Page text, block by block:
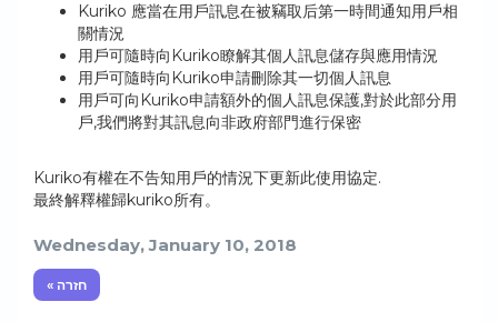
Kuriko 應當在用戶訊息在被竊取后第一時間通知用戶相
關情況
用戶可隨時向Kuriko瞭解其個人訊息儲存與應用情況
用戶可隨時向Kuriko申請刪除其一切個人訊息
用戶可向Kuriko申請額外的個人訊息保護,對於此部分用
戶,我們將對其訊息向非政府部門進行保密
Kuriko有權在不告知用戶的情況下更新此使用協定.
最終解釋權歸kuriko所有。
Wednesday, January 10, 2018
« חזרה